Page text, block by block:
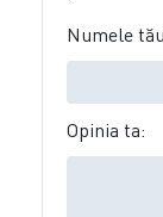
Numele
Opinia ta: